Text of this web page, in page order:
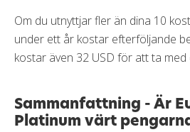
Om du utnyttjar fler än dina 10
under ett år kostar efterföljande
kostar även 32 USD för att ta med
Sammanfattning - Är
Platinum värt